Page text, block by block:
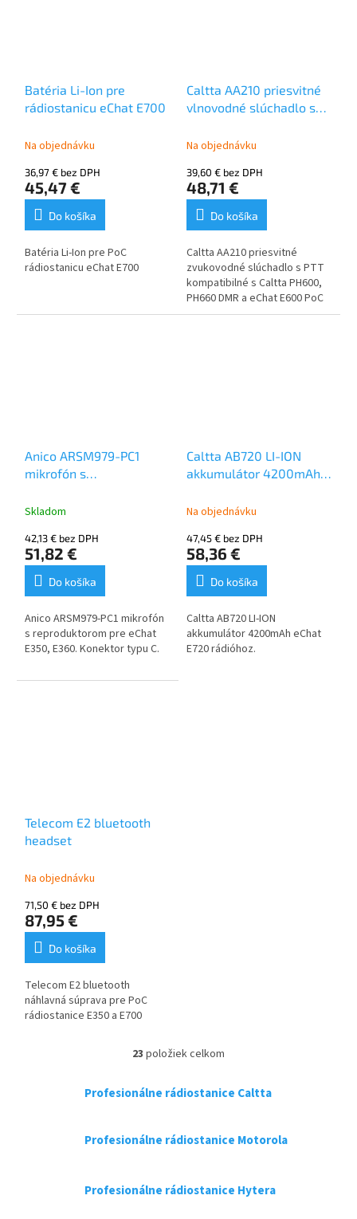
profesionálny 17
pinový konektor
IP67 krytie na vonkajšie
Batéria Li-Ion pre
rádiostanicu eChat E700
Na objednávku
36,97 € bez DPH
45,47 €
Do košíka
Batéria Li-Ion pre PoC
rádiostanicu eChat E700
Caltta AA210 priesvitné
vlnovodné slúchadlo s
PH660
Na objednávku
39,60 € bez DPH
48,71 €
Do košíka
Caltta AA210 priesvitné
zvukovodné slúchadlo s PTT
kompatibilné s Caltta PH600,
PH660 DMR a eChat E600 PoC
vysielačkami.
tlačidlá s IP67 pre
vonkajšie použitie
Anico ARSM979-PC1
mikrofón s
eChat E350, E360
Skladom
42,13 € bez DPH
51,82 €
Do košíka
Anico ARSM979-PC1 mikrofón
s reproduktorom pre eChat
E350, E360. Konektor typu C.
Caltta AB720 LI-ION
akkumulátor 4200mAh
Na objednávku
47,45 € bez DPH
58,36 €
Do košíka
Caltta AB720 LI-ION
akkumulátor 4200mAh eChat
E720 rádióhoz.
Telecom E2 bluetooth
headset
Na objednávku
71,50 € bez DPH
87,95 €
Do košíka
Telecom E2 bluetooth
náhlavná súprava pre PoC
rádiostanice E350 a E700
O
l
a
e
p
23 položiek celkom
Profesionálne rádiostanice Caltta
Profesionálne rádiostanice Motorola
Profesionálne rádiostanice Hytera